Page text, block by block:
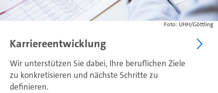
Foto: UHH/Göttling
Karriereentwicklung
Wir unterstützen Sie dabei, Ihre beruflichen Ziele
zu konkretisieren und nächste Schritte zu
definieren.